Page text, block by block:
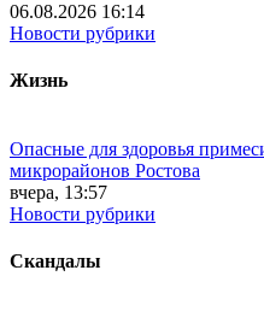
06.08.2026 16:14
Новости рубрики
Жизнь
Опасные для здоровья
микрорайонов Ростова
вчера, 13:57
Новости рубрики
Скандалы